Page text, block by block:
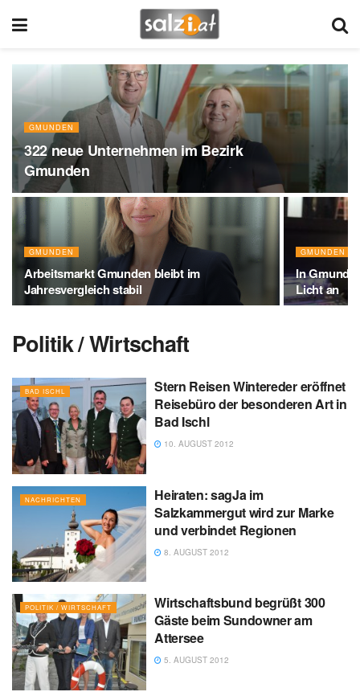
GMUNDEN
322 neue Unternehmen im Bezirk
Gmunden
GMUNDEN
Arbeitsmarkt Gmunden bleibt im
Jahresvergleich stabil
GMUNDEN
In
Licht an
Politik / Wirtschaft
BAD ISCHL
Stern Reisen Wintereder eröffnet
Reisebüro der besonderen Art in
Bad Ischl
10. AUGUST 2012
NACHRICHTEN
Heiraten: sagJa im
Salzkammergut wird zur Marke
und verbindet Regionen
8. AUGUST 2012
POLITIK / WIRTSCHAFT
Wirtschaftsbund begrüßt 300
Gäste beim Sundowner am
Attersee
5. AUGUST 2012